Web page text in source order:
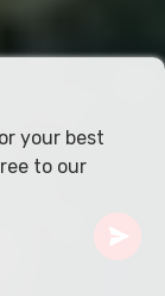
your best
to our